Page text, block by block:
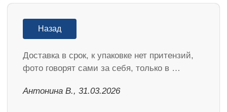
Назад
Доставка в срок, к упаковке нет притензий,
фото говорят сами за себя, только в …
Антонина В., 31.03.2026